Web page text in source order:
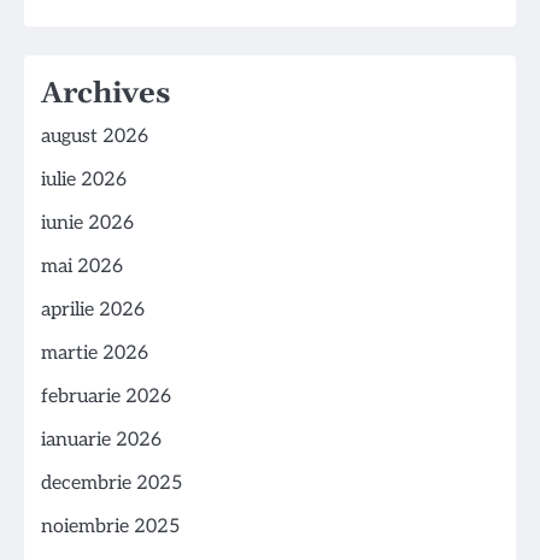
Archives
august 2026
iulie 2026
iunie 2026
mai 2026
aprilie 2026
martie 2026
februarie 2026
ianuarie 2026
decembrie 2025
noiembrie 2025